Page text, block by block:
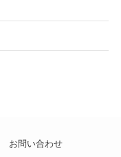
お問い合わせ